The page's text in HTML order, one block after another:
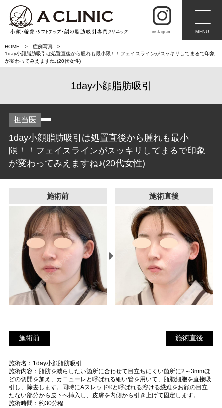
instagram MENU
HOME
症例写真
1day小顔脂肪吸引は処置直後から腫れも最小限！！フェイスラインがスッキリしてまるで印象
が変わってみえますね♪(20代女性)
1day小顔脂肪吸引
担当医
1day小顔脂肪吸引は処置直後から腫れも最小
限！！フェイスラインがスッキリしてまるで印象
が変わってみえますね♪(20代女性)
施術前 施術直後
後
施術前 施術直後
施術名：1day小顔脂肪吸引
施術内容：脂肪を減らしたい箇所に合わせて目立ちにくい箇所に2～3mmほ
どの切開を加え、カニューレと呼ばれる細い管を用いて、脂肪細胞を直接吸
引し、除去します。同時にAスレッド®と呼ばれる溶ける繊維をお顔の目立
たない部分から皮下へ挿入し、皮膚を内側から引き上げて固定します。
施術時間：約30分程